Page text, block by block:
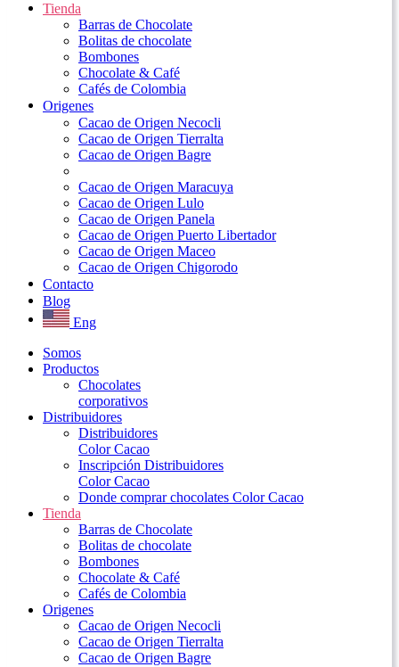
Tienda
Barras de Chocolate
Bolitas de chocolate
Bombones
Chocolate & Café
Cafés de Colombia
Origenes
Cacao de Origen Necocli
Cacao de Origen Tierralta
Cacao de Origen Bagre
Cacao de Origen Maracuya
Cacao de Origen Lulo
Cacao de Origen Panela
Cacao de Origen Puerto Libertador
Cacao de Origen Maceo
Cacao de Origen Chigorodo
Contacto
Blog
Eng
Somos
Productos
Chocolates
corporativos
Distribuidores
Distribuidores
Color Cacao
Inscripción Distribuidores
Color Cacao
Donde comprar chocolates Color Cacao
Tienda
Barras de Chocolate
Bolitas de chocolate
Bombones
Chocolate & Café
Cafés de Colombia
Origenes
Cacao de Origen Necocli
Cacao de Origen Tierralta
Cacao de Origen Bagre